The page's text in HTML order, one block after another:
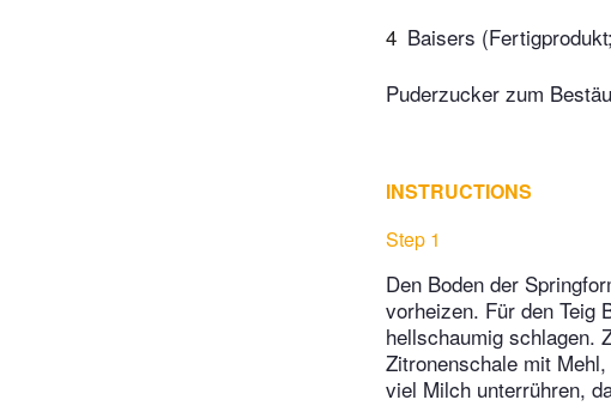
4 Baisers
Puderzucker zum
INSTRUCTIONS
Step 1
Den Boden der
vorheizen. Für den Teig
hellschaumig schlagen.
Zitronenschale mit
viel Milch unterrühren,